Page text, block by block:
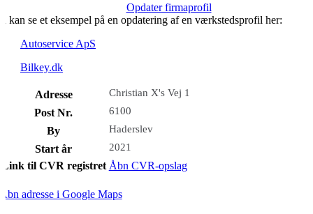
Opdater firmaprofil
kan se et eksempel på en opdatering af en værkstedsprofil her:
Autoservice ApS
Bilkey.dk
Adresse Christian X's Vej 1
Post Nr. 6100
By Haderslev
Start år 2021
Link til CVR registret Åbn CVR-opslag
adresse i Google Maps